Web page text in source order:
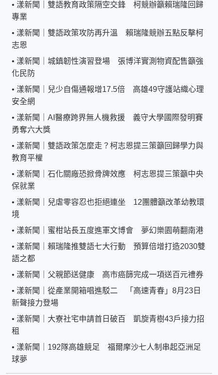
• 漾新聞｜雙語教育政策隔空交鋒 柯競辦籲賴瑞隆回歸
專業
• 漾新聞｜雙語政策攻防再升溫 賴瑞隆競辦五點反擊柯
志恩
• 漾新聞｜城鎮韌性演習登場 張博洋實測物資配售籲強
化民防
• 漾新聞｜兒少自傷通報增17.5倍 高雄49守護站織心理
安全網
• 漾新聞｜AI醫療跨界無人機救援 義守大學國際發明賽
勇奪六大獎
• 漾新聞｜雙語政策怎麼走？柯志恩提三策籲回歸學力與
教育平權
• 漾新聞｜石化關廠恐掀骨牌效應 柯志恩提三策籲中央
保就業
• 漾新聞｜兒虐零容忍也拒絕連坐 12團體籲改革幼教環
境
• 漾新聞｜蜜柑站長五度進軍文博會 夢幻樂園萌翻南港
• 漾新聞｜賴瑞隆推雙語七大行動 預算倍增打造2030雙
語之都
• 漾新聞｜父親節送健康 高市癌篩完成一項送百元禮券
• 漾新聞｜從產業開箱唱進駁二 「高速青春」8月23日
新聲接力登場
• 漾新聞｜大寮社宅申請首日破百 凱旋青樹43戶接力招
租
• 漾新聞｜192隊高雄競足 福爾摩沙七人制串起亞洲足
球夢